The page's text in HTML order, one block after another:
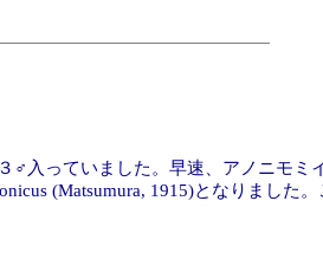
♂入っていました。早速、アノニモミ
(Matsumura, 1915)となりました。